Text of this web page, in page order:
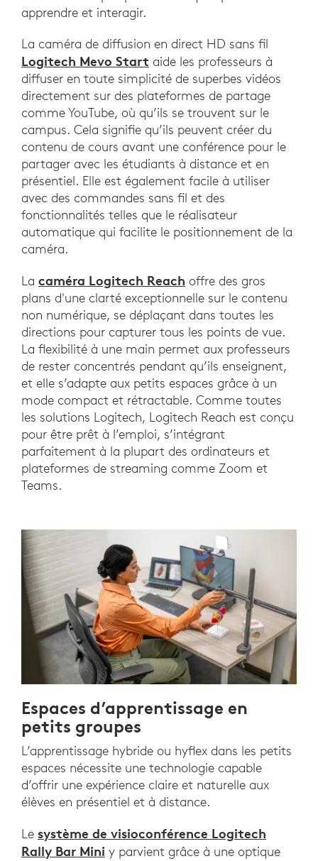
apprendre et interagir.
La caméra de diffusion en direct HD sans fil
Logitech Mevo Start aide les professeurs à
diffuser en toute simplicité de superbes vidéos
directement sur des plateformes de partage
comme YouTube, où qu’ils se trouvent sur le
campus. Cela signifie qu’ils peuvent créer du
contenu de cours avant une conférence pour le
partager avec les étudiants à distance et en
présentiel. Elle est également facile à utiliser
avec des commandes sans fil et des
fonctionnalités telles que le réalisateur
automatique qui facilite le positionnement de la
caméra.
La caméra Logitech Reach offre des gros
plans d'une clarté exceptionnelle sur le contenu
non numérique, se déplaçant dans toutes les
directions pour capturer tous les points de vue.
La flexibilité à une main permet aux professeurs
de rester concentrés pendant qu’ils enseignent,
et elle s’adapte aux petits espaces grâce à un
mode compact et rétractable. Comme toutes
les solutions Logitech, Logitech Reach est conçu
pour être prêt à l’emploi, s’intégrant
parfaitement à la plupart des ordinateurs et
plateformes de streaming comme Zoom et
Teams.
Espaces d’apprentissage en
petits groupes
L’apprentissage hybride ou hyflex dans les petits
espaces nécessite une technologie capable
d’offrir une expérience claire et naturelle aux
élèves en présentiel et à distance.
Le système de visioconférence Logitech
Rally Bar Mini y parvient grâce à une optique